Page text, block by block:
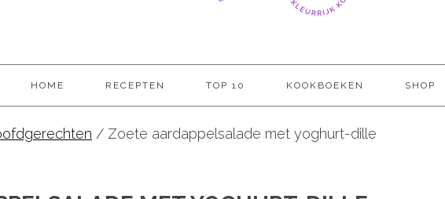
HOME RECEPTEN TOP 10 KOOKBOEKEN SHOP
/ Zoete aardappelsalade met yoghurt-dille